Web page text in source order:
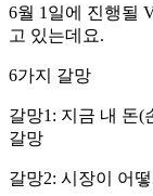
6월 1일에 진행될
고 있는데요.
6가지 갈망
갈망1: 지금 내 돈(
갈망
갈망2: 시장이 어